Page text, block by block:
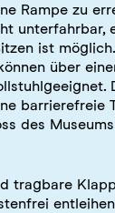
Rampe zu
unterfahrbar,
ist
über
barrierefreie
des
tragbare